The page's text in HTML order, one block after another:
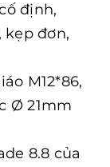
định,
kẹp đơn,
M12*86,
Ø 21mm
8.8 của